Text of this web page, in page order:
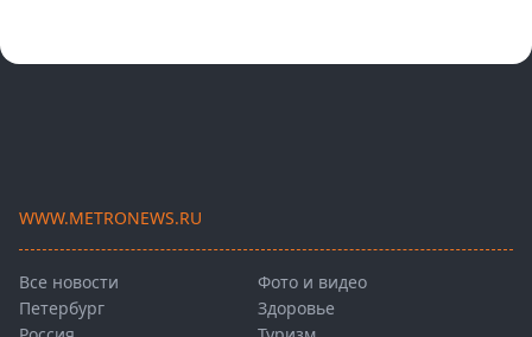
WWW.METRONEWS.RU
Все новости
Петербург
Фото и видео
Здоровье